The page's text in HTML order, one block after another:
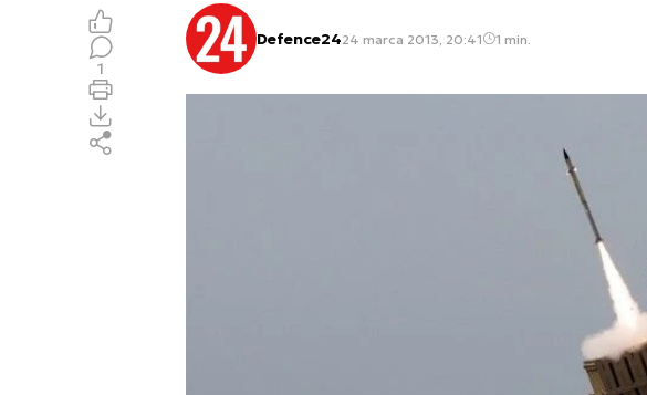
Defence2424 marca 2013, 20:41 1 min.
1